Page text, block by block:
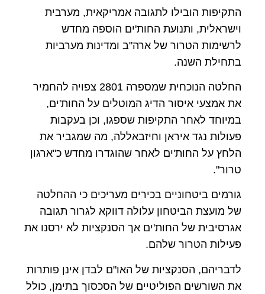
התקיפות הובילו לתגובה אמריקאית, מערבית
וישראלית, ותנועת החות'ים הוספה מחדש
לרשימות הטרור של ארה"ב ומדינות מערביות
בתחילת השנה.
החלטה הנוכחית שמספרה 2801 צפויה להחמיר
את אמצעי איסור הדיג המוטלים על החות'ים,
במיוחד לאחר התקיפות שספגו, וכן בעקבות
פעולות נגד איראן וחיזבאללה, מה שמגביר את
הלחץ על החות'ים לאחר שהוגדרו מחדש כ"ארגון
טרור".
גורמים ביטחוניים בכירים מעריכים כי ההחלטה
של מועצת הביטחון עלולה דווקא לגרור תגובה
אגרסיבית של החות'ים אך הסנקציות לא ירסנו את
פעילות הטרור שלהם.
לדבריהם, הסנקציות של האו"ם לבדן אינן פותרות
את השורשים הפוליטיים של הסכסוך בתימן, כולל